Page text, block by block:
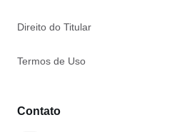
Direito do Titular
Termos de Uso
Contato